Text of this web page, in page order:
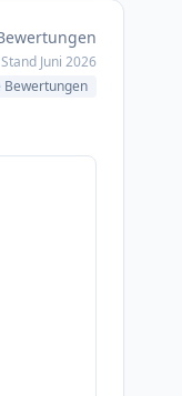
Juni 2026
Bewertungen